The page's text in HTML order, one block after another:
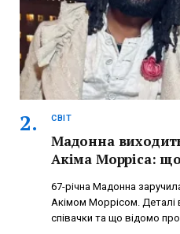
СВІТ
Мадонна
Акіма Морріса:
67-річна Мадонна
Акімом Моррісом. Деталі
співачки та що відомо про